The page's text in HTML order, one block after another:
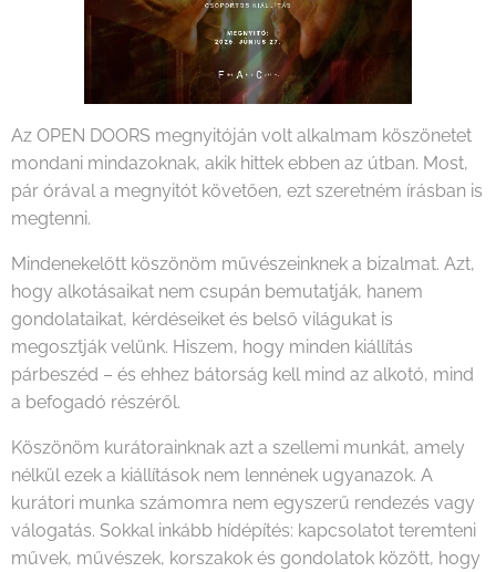
Az OPEN DOORS megnyitóján volt alkalmam köszönetet
mondani mindazoknak, akik hittek ebben az útban. Most,
pár órával a megnyitót követően, ezt szeretném írásban is
megtenni.
Mindenekelőtt köszönöm művészeinknek a bizalmat. Azt,
hogy alkotásaikat nem csupán bemutatják, hanem
gondolataikat, kérdéseiket és belső világukat is
megosztják velünk. Hiszem, hogy minden kiállítás
párbeszéd – és ehhez bátorság kell mind az alkotó, mind
a befogadó részéről.
Köszönöm kurátorainknak azt a szellemi munkát, amely
nélkül ezek a kiállítások nem lennének ugyanazok. A
kurátori munka számomra nem egyszerű rendezés vagy
válogatás. Sokkal inkább hídépítés: kapcsolatot teremteni
művek, művészek, korszakok és gondolatok között, hogy